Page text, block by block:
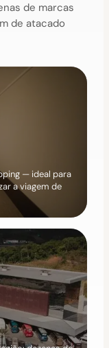
de marcas
de atacado
— ideal para
a viagem de